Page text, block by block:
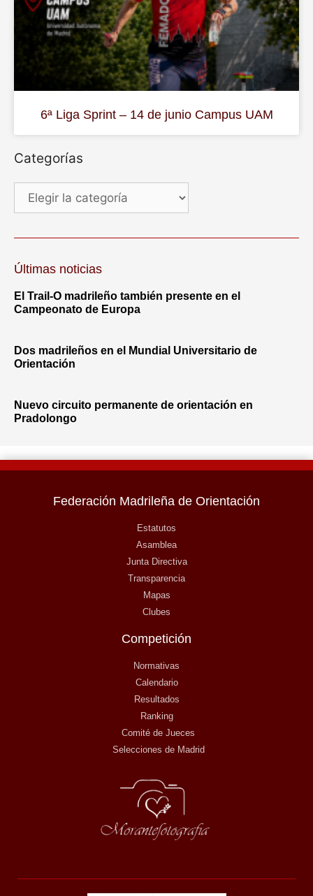
6ª Liga Sprint – 14 de junio Campus UAM
Categorías
Últimas noticias
El Trail-O madrileño también presente en el
Campeonato de Europa
Dos madrileños en el Mundial Universitario de
Orientación
Nuevo circuito permanente de orientación en
Pradolongo
Federación Madrileña de Orientación
Estatutos
Asamblea
Junta Directiva
Transparencia
Mapas
Clubes
Competición
Normativas
Calendario
Resultados
Ranking
Comité de Jueces
Selecciones de Madrid